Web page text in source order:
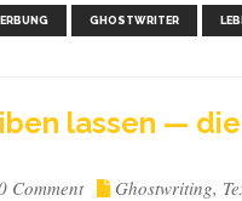
GHOSTWRITER
las­sen —
Comment Ghostwriting,